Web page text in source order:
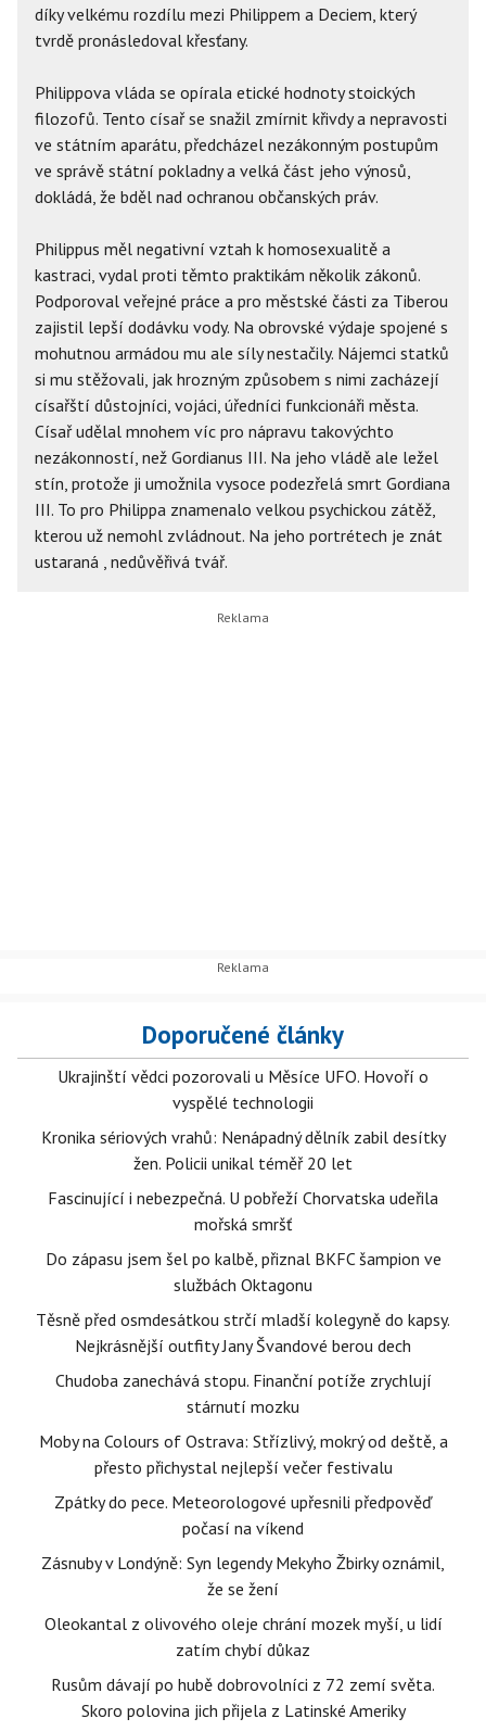
díky velkému rozdílu mezi Philippem a Deciem, který
tvrdě pronásledoval křesťany.
Philippova vláda se opírala etické hodnoty stoických
filozofů. Tento císař se snažil zmírnit křivdy a nepravosti
ve státním aparátu, předcházel nezákonným postupům
ve správě státní pokladny a velká část jeho výnosů,
dokládá, že bděl nad ochranou občanských práv.
Philippus měl negativní vztah k homosexualitě a
kastraci, vydal proti těmto praktikám několik zákonů.
Podporoval veřejné práce a pro městské části za Tiberou
zajistil lepší dodávku vody. Na obrovské výdaje spojené s
mohutnou armádou mu ale síly nestačily. Nájemci statků
si mu stěžovali, jak hrozným způsobem s nimi zacházejí
císařští důstojníci, vojáci, úředníci funkcionáři města.
Císař udělal mnohem víc pro nápravu takovýchto
nezákonností, než Gordianus III. Na jeho vládě ale ležel
stín, protože ji umožnila vysoce podezřelá smrt Gordiana
III. To pro Philippa znamenalo velkou psychickou zátěž,
kterou už nemohl zvládnout. Na jeho portrétech je znát
ustaraná , nedůvěřivá tvář.
Doporučené články
Ukrajinští vědci pozorovali u Měsíce UFO. Hovoří o
vyspělé technologii
Kronika sériových vrahů: Nenápadný dělník zabil desítky
žen. Policii unikal téměř 20 let
Fascinující i nebezpečná. U pobřeží Chorvatska udeřila
mořská smršť
Do zápasu jsem šel po kalbě, přiznal BKFC šampion ve
službách Oktagonu
Těsně před osmdesátkou strčí mladší kolegyně do kapsy.
Nejkrásnější outfity Jany Švandové berou dech
Chudoba zanechává stopu. Finanční potíže zrychlují
stárnutí mozku
Moby na Colours of Ostrava: Střízlivý, mokrý od deště, a
přesto přichystal nejlepší večer festivalu
Zpátky do pece. Meteorologové upřesnili předpověď
počasí na víkend
Zásnuby v Londýně: Syn legendy Mekyho Žbirky oznámil,
že se žení
Oleokantal z olivového oleje chrání mozek myší, u lidí
zatím chybí důkaz
Rusům dávají po hubě dobrovolníci z 72 zemí světa.
Skoro polovina jich přijela z Latinské Ameriky